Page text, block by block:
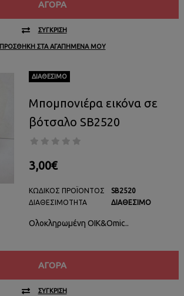
ΑΓΟΡΆ
ΣΎΓΚΡΙΣΗ
ΠΡΟΣΘΉΚΗ ΣΤΑ ΑΓΑΠΗΜΈΝΑ ΜΟΥ
ΔΙΑΘΈΣΙΜΟ
Μπομπονιέρα εικόνα σε
βότσαλο SB2520
3,00€
ΚΩΔΙΚΌΣ ΠΡΟΪΌΝΤΟΣ
ΔΙΑΘΕΣΙΜΌΤΗΤΑ
SB2520
ΔΙΑΘΈΣΙΜΟ
Ολοκληρωμένη ΟΙΚ&Omic..
ΑΓΟΡΆ
ΣΎΓΚΡΙΣΗ